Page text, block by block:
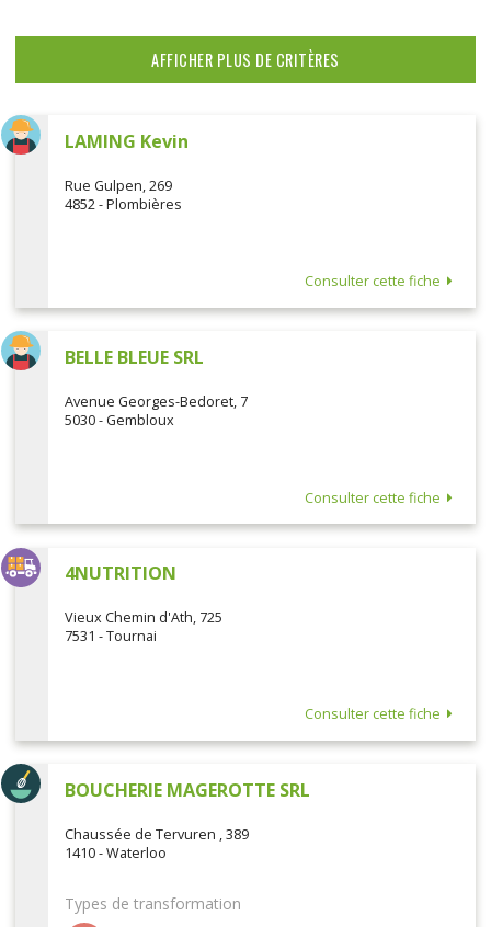
LAMING Kevin
Rue Gulpen, 269
4852 - Plombières
Consulter cette fiche
BELLE BLEUE SRL
Avenue Georges-Bedoret, 7
5030 - Gembloux
Consulter cette fiche
4NUTRITION
Vieux Chemin d'Ath, 725
7531 - Tournai
Consulter cette fiche
BOUCHERIE MAGEROTTE SRL
Chaussée de Tervuren , 389
1410 - Waterloo
Types de transformation
AFFICHER PLUS DE CRITÈRES